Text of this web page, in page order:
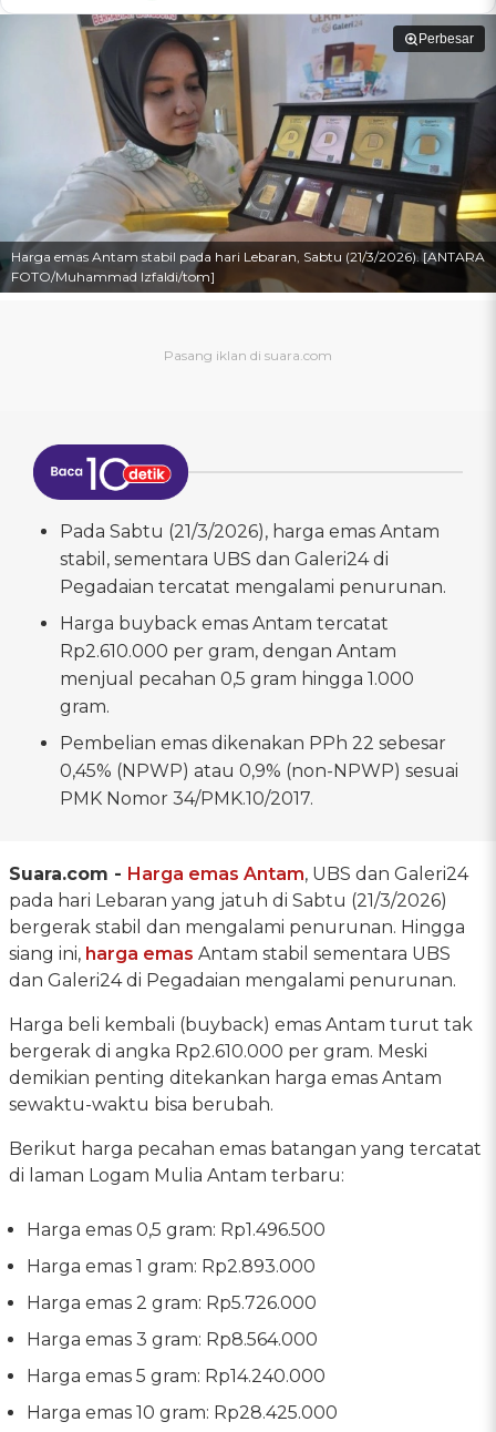
Perbesar
Harga emas Antam stabil pada hari Lebaran, Sabtu (21/3/2026). [ANTARA
FOTO/Muhammad Izfaldi/tom]
Pada Sabtu (21/3/2026), harga emas Antam
stabil, sementara UBS dan Galeri24 di
Pegadaian tercatat mengalami penurunan.
Harga buyback emas Antam tercatat
Rp2.610.000 per gram, dengan Antam
menjual pecahan 0,5 gram hingga 1.000
gram.
Pembelian emas dikenakan PPh 22 sebesar
0,45% (NPWP) atau 0,9% (non-NPWP) sesuai
PMK Nomor 34/PMK.10/2017.
Suara.com - Harga emas Antam, UBS dan Galeri24
pada hari Lebaran yang jatuh di Sabtu (21/3/2026)
bergerak stabil dan mengalami penurunan. Hingga
siang ini, harga emas Antam stabil sementara UBS
dan Galeri24 di Pegadaian mengalami penurunan.
Harga beli kembali (buyback) emas Antam turut tak
bergerak di angka Rp2.610.000 per gram. Meski
demikian penting ditekankan harga emas Antam
sewaktu-waktu bisa berubah.
Berikut harga pecahan emas batangan yang tercatat
di laman Logam Mulia Antam terbaru:
‎‎Harga emas 0,5 gram: Rp1.496.500
Harga emas 1 gram: Rp2.893.000
Harga emas 2 gram: Rp5.726.000
Harga emas 3 gram: Rp8.564.000
Harga emas 5 gram: Rp14.240.000
Harga emas 10 gram: Rp28.425.000